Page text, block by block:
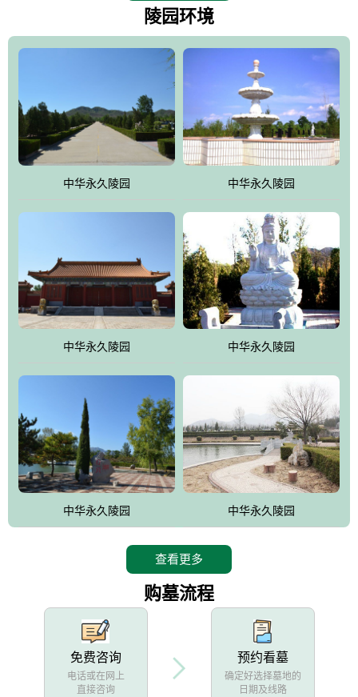
而成，宛如一把太师椅，呈坐南朝北向，左青龙，右白虎，前朱
环绕挡住了外界的风吹，流动的生气遇到官厅的水又止住了，正好
符合山环水抱，藏风纳气的要求。中华永久陵园风景庄重典雅、气
势如宏，是华北地区最大的平川式墓园，陵园以皇家建筑风格为载
体吸取现代园林艺术之精华
陵园环境
中华永久陵园 中华永久陵园
中华永久陵园 中华永久陵园
中华永久陵园 中华永久陵园
查看更多
购墓流程
免费咨询
电话或在网上
直接咨询
预约看墓
确定好选择墓地的
日期及线路